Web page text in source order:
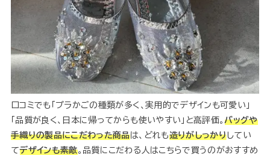
口コミでも「プラかごの種類が多く、実用的でデザインも可愛い」
「品質が良く、日本に帰ってからも使いやすい」と高評価。 バッグや
手織りの製品にこだわった商品は、どれも造りがしっかりしてい
てデザインも素敵。品質にこだわる人はこちらで買うのがおすすめ